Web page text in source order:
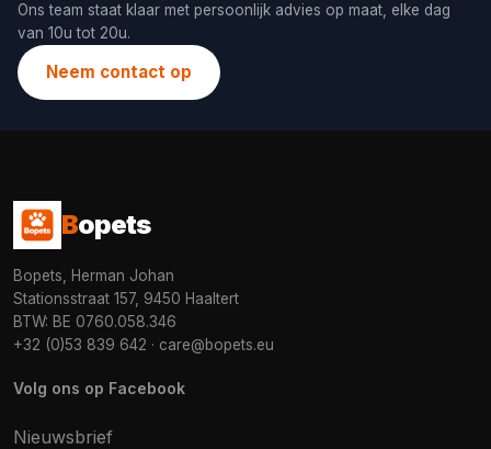
Ons team staat klaar met persoonlijk advies op maat, elke dag
van 10u tot 20u.
Neem contact op
Bopets
Bopets, Herman Johan
Stationsstraat 157, 9450 Haaltert
BTW: BE 0760.058.346
+32 (0)53 839 642 · care@bopets.eu
Volg ons op Facebook
Nieuwsbrief